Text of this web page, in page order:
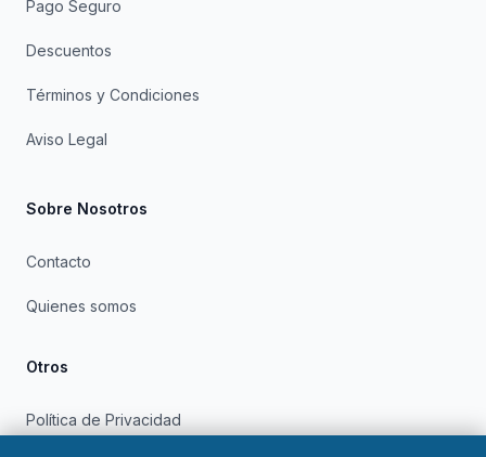
Pago Seguro
Descuentos
Términos y Condiciones
Aviso Legal
Sobre Nosotros
Contacto
Quienes somos
Otros
Política de Privacidad